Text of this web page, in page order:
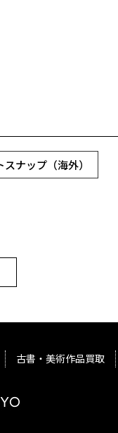
ナップ（海外）
古書・美術作品買取